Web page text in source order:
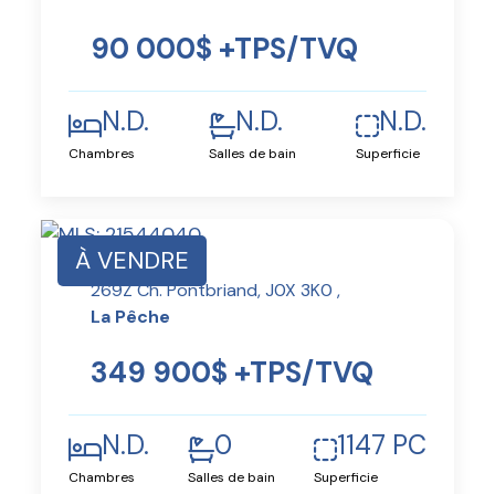
90 000$ +TPS/TVQ
N.D.
Chambres
N.D.
Salles de bain
N.D.
Superficie
À VENDRE
269Z Ch. Pontbriand, J0X 3K0 ,
La Pêche
349 900$ +TPS/TVQ
N.D.
Chambres
0
Salles de bain
1147 PC
Superficie